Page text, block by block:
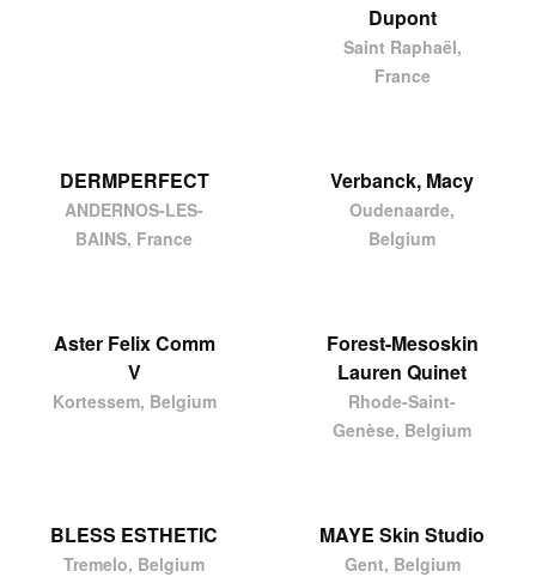
Dupont
Saint Raphaël,
France
DERMPERFECT
ANDERNOS-LES-
BAINS, France
Verbanck, Macy
Oudenaarde,
Belgium
Aster Felix Comm
V
Kortessem, Belgium
Forest-Mesoskin
Lauren Quinet
Rhode-Saint-
Genèse, Belgium
BLESS ESTHETIC
Tremelo, Belgium
MAYE Skin Studio
Gent, Belgium